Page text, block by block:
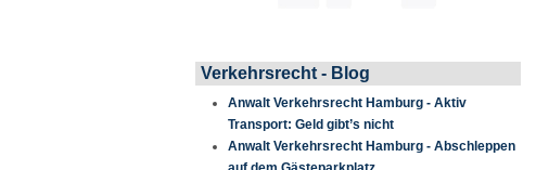
Verkehrsrecht - Blog
Anwalt Verkehrsrecht Hamburg - Aktiv
Transport: Geld gibt’s nicht
Anwalt Verkehrsrecht Hamburg - Abschleppen